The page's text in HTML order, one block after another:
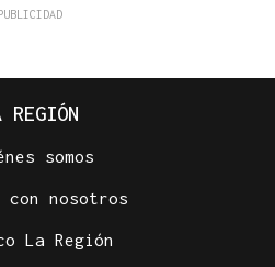
REGIÓN
somos
con nosotros
La Región